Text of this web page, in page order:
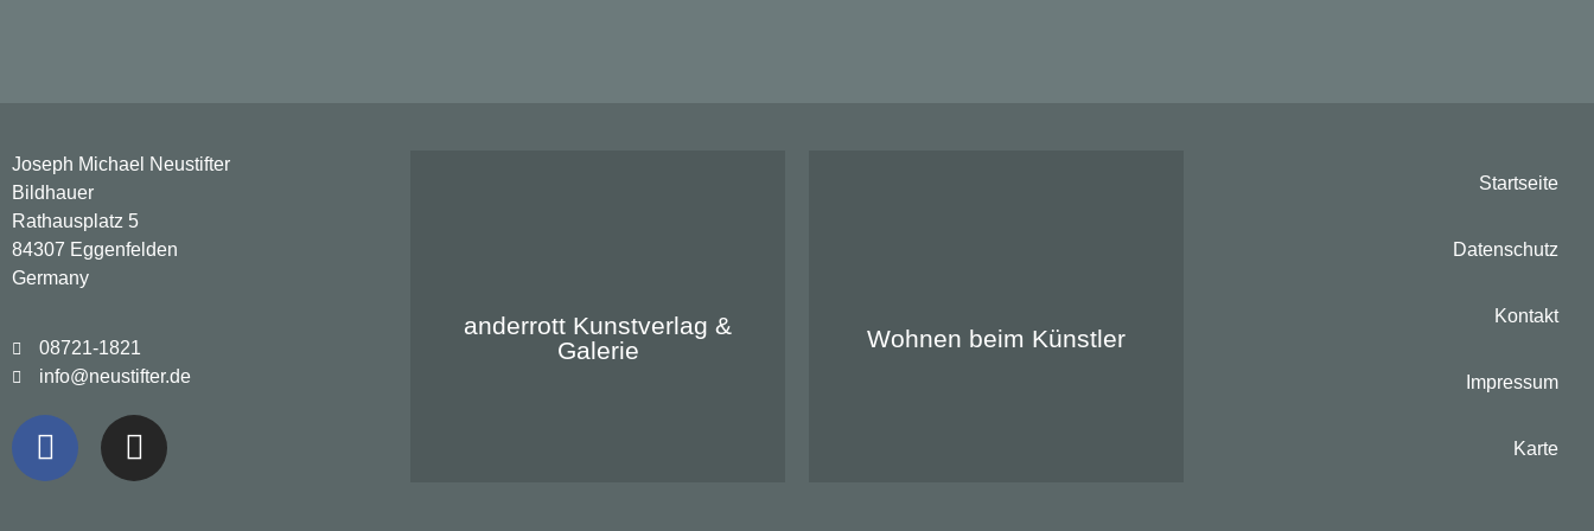
Joseph Michael Neustifter
Bildhauer
Rathausplatz 5
84307 Eggenfelden
Germany
08721-1821
info@neustifter.de
anderrott Kunstverlag &
Galerie
anderrott
Wohnen beim Künstler
Startseite
Datenschutz
Kontakt
Impressum
Karte